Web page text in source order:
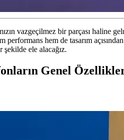
vazgeçilmez bir parçası haline
performans hem de tasarım
ele alacağız.
Genel
ve Kurtarma